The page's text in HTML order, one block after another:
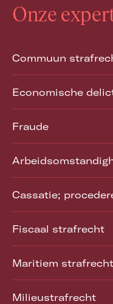
Onze
Commuun
Economische
Fraude
Cassatie;
Fiscaal strafrecht
Maritiem strafrecht
Milieustrafrecht